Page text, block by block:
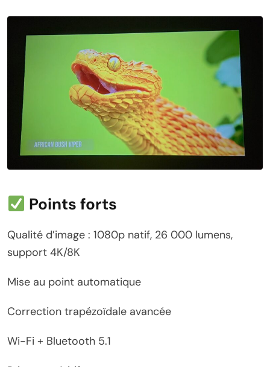
Points forts
Qualité d’image : 1080p natif, 26 000 lumens,
support 4K/8K
Mise au point automatique
Correction trapézoïdale avancée
Wi-Fi + Bluetooth 5.1